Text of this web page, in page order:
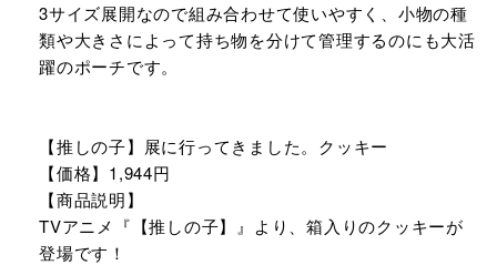
3サイズ展開なので組み合わせて使いやすく、小物の種
類や大きさによって持ち物を分けて管理するのにも大活
躍のポーチです。
【推しの子】展に行ってきました。クッキー
【価格】1,944円
【商品説明】
TVアニメ『【推しの子】』より、箱入りのクッキーが
登場です！